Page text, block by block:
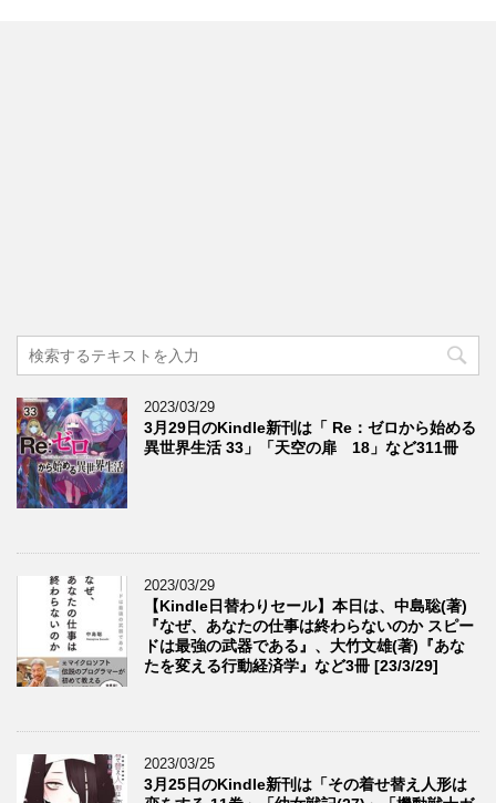
2023/03/29
3月29日のKindle新刊は「 Re：ゼロから始める
異世界生活 33」「天空の扉 18」など311冊
2023/03/29
【Kindle日替わりセール】本日は、中島聡(著)
『なぜ、あなたの仕事は終わらないのか スピー
ドは最強の武器である』、大竹文雄(著)『あな
たを変える行動経済学』など3冊 [23/3/29]
2023/03/25
3月25日のKindle新刊は「その着せ替え人形は